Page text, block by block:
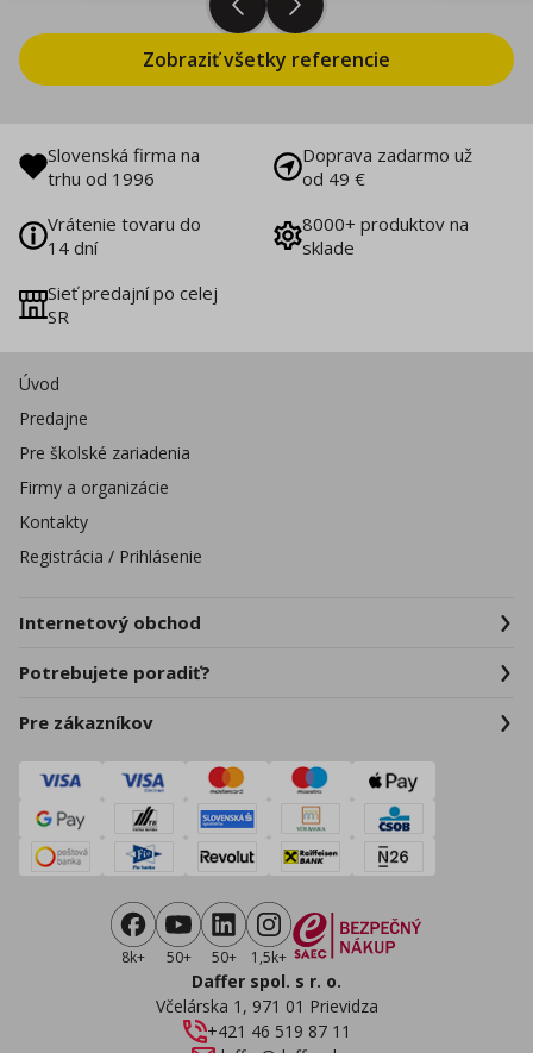
Zobraziť všetky referencie
Slovenská firma na
trhu od 1996
Doprava zadarmo už
od 49 €
Vrátenie tovaru do
14 dní
8000+ produktov na
sklade
Sieť predajní po celej
SR
Úvod
Predajne
Pre školské zariadenia
Firmy a organizácie
Kontakty
Registrácia / Prihlásenie
Internetový obchod
Potrebujete poradiť?
Pre zákazníkov
Daffer spol. s r. o.
Včelárska 1, 971 01 Prievidza
+421 46 519 87 11
8k+ 50+ 50+ 1,5k+